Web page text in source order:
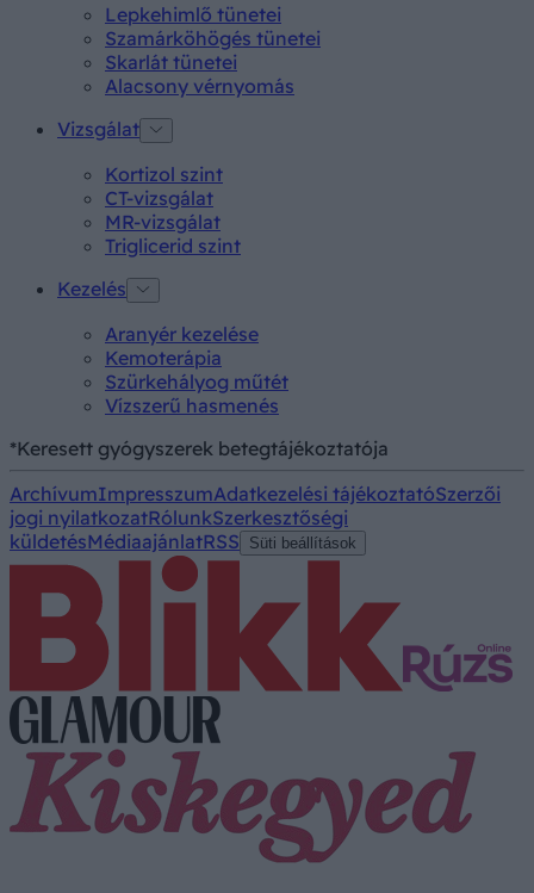
Lepkehimlő tünetei
Szamárköhögés tünetei
Skarlát tünetei
Alacsony vérnyomás
Vizsgálat
Kortizol szint
CT-vizsgálat
MR-vizsgálat
Triglicerid szint
Kezelés
Aranyér kezelése
Kemoterápia
Szürkehályog műtét
Vízszerű hasmenés
*Keresett gyógyszerek betegtájékoztatója
ArchívumImpresszumAdatkezelési tájékoztatóSzerzői
jogi nyilatkozatRólunkSzerkesztőségi
küldetésMédiaajánlatRSS Süti beállítások